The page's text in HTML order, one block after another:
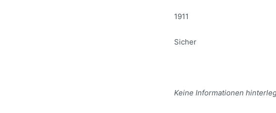
1911
Sicher
Keine Informationen